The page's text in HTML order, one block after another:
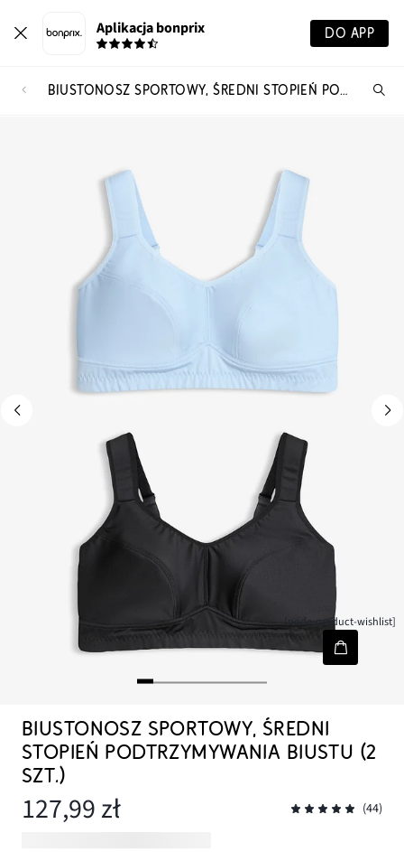
Aplikacja bonprix DO APP
BIUSTONOSZ SPORTOWY, ŚREDNI STOPIEŃ PODTRZYMYWANIA BIUSTU (2 SZT.)
[node-product-wishlist]
BIUSTONOSZ SPORTOWY, ŚREDNI
STOPIEŃ PODTRZYMYWANIA BIUSTU (2
SZT.)
127,99 zł (44)